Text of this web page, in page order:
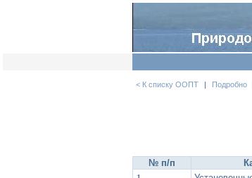
< К списку ООПТ | Подробно
№ п/п